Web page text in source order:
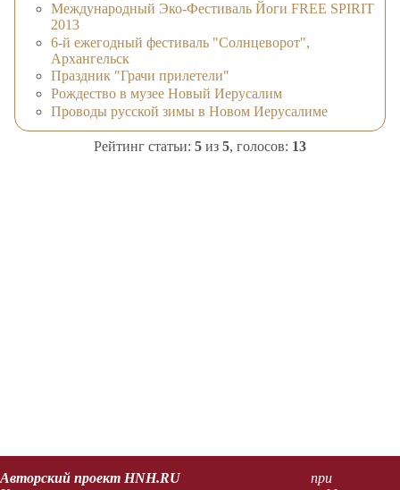
Международный Эко-Фестиваль Йоги FREE SPIRIT
2013
6-й ежегодный фестиваль "Солнцеворот",
Архангельск
Праздник "Грачи прилетели"
Рождество в музее Новый Иерусалим
Проводы русской зимы в Новом Иерусалиме
Рейтинг статьи: 5 из 5, голосов: 13
Авторский проект HNH.RU
при